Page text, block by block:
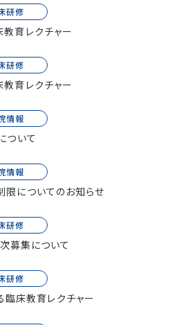
研修
育レクチャー
研修
育レクチャー
情報
ついて
情報
についてのお知らせ
研修
募集について
研修
床教育レクチャー